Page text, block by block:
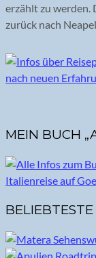
erzählt zu werden.
zurück nach
MEIN BUCH